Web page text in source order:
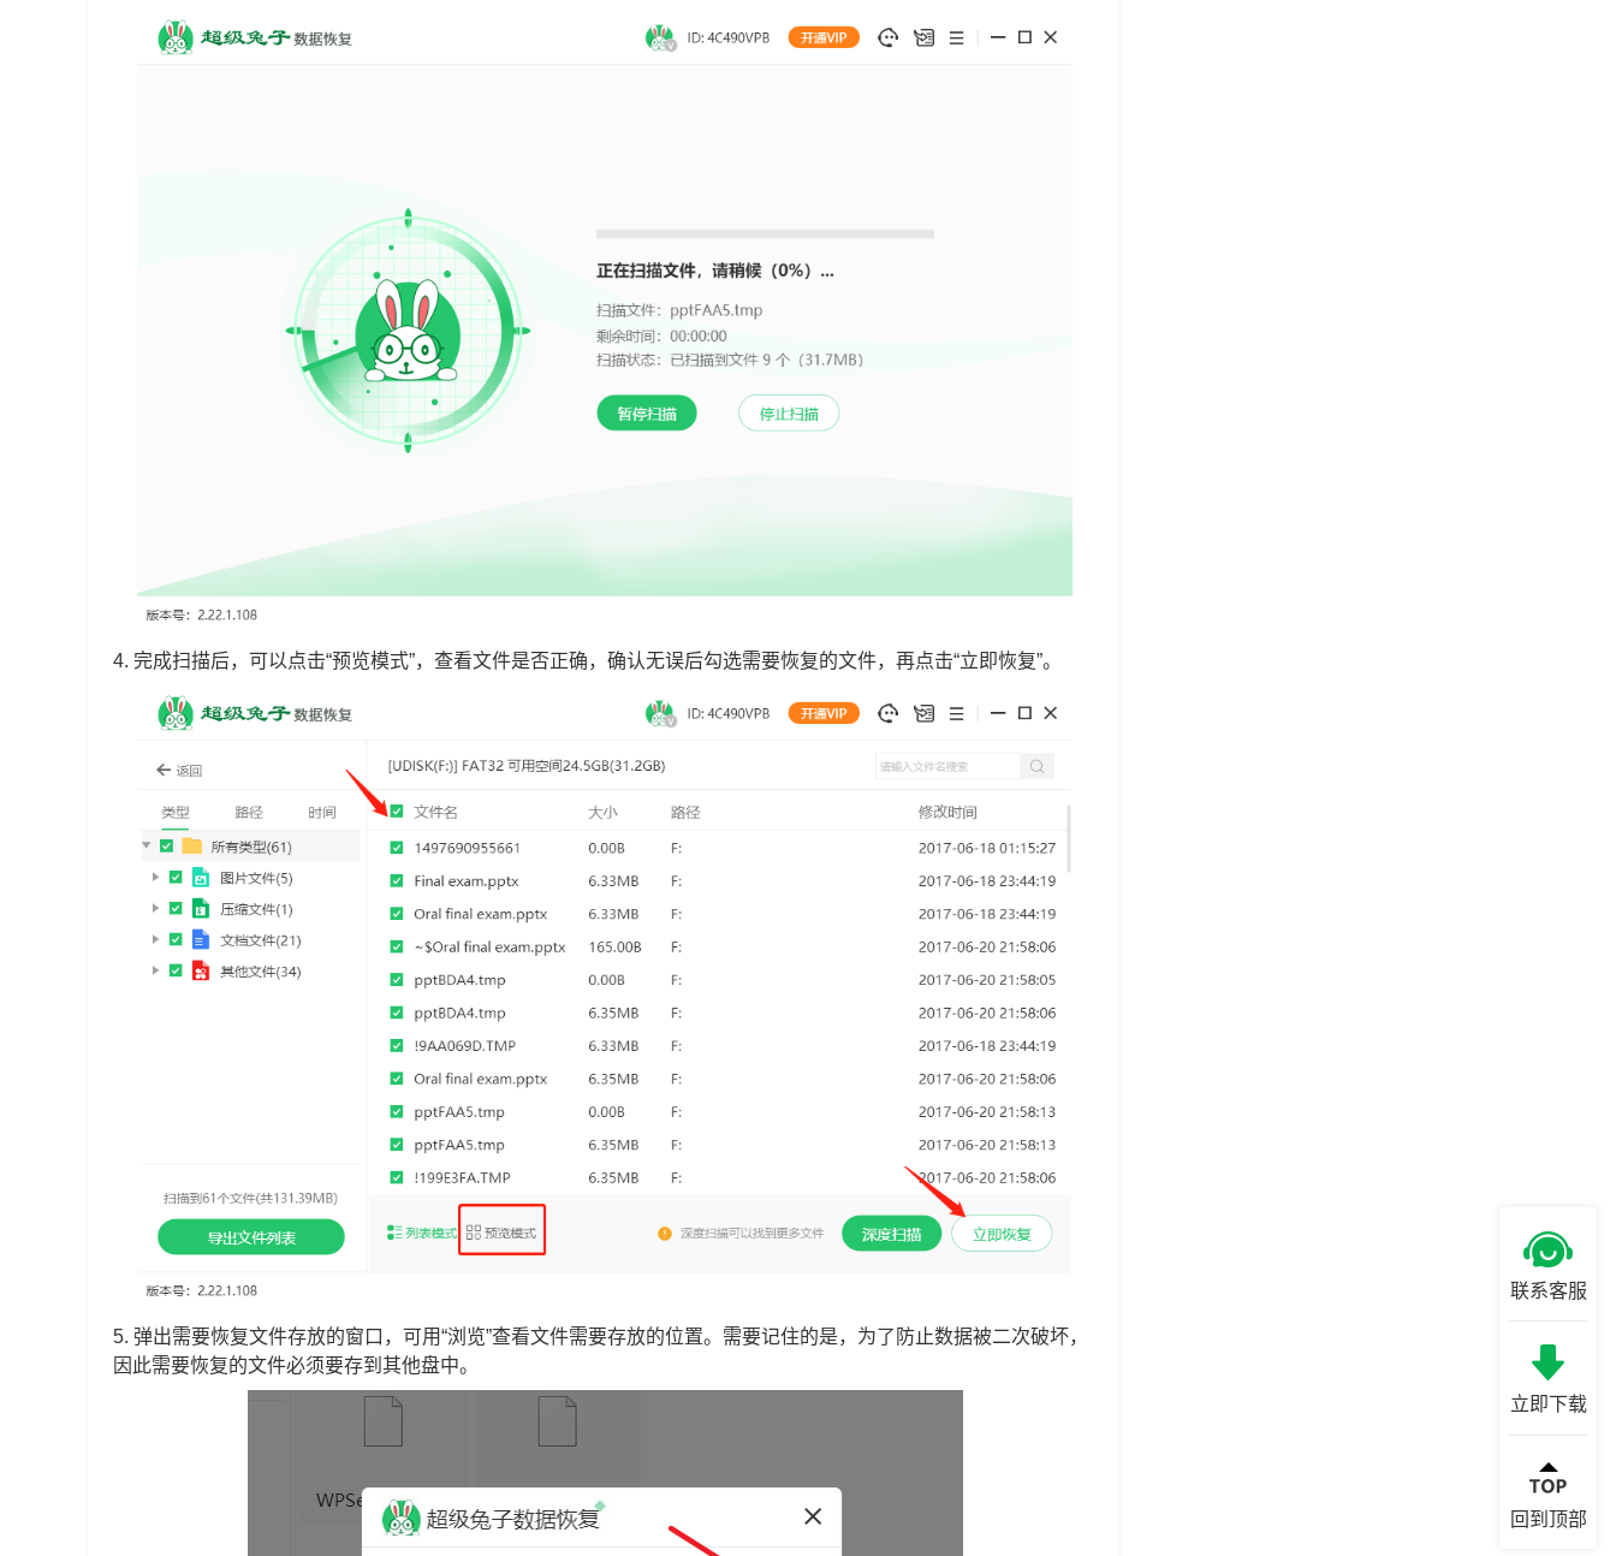
4. 完成扫描后，可以点击“预览模式”，查看文件是否正确，确认无误后勾选需要恢复的文件，再点击“立即恢复”。
5. 弹出需要恢复文件存放的窗口，可用“浏览”查看文件需要存放的位置。需要记住的是，为了防止数据被二次破坏，
因此需要恢复的文件必须要存到其他盘中。
联系客服
立即下载
回到顶部